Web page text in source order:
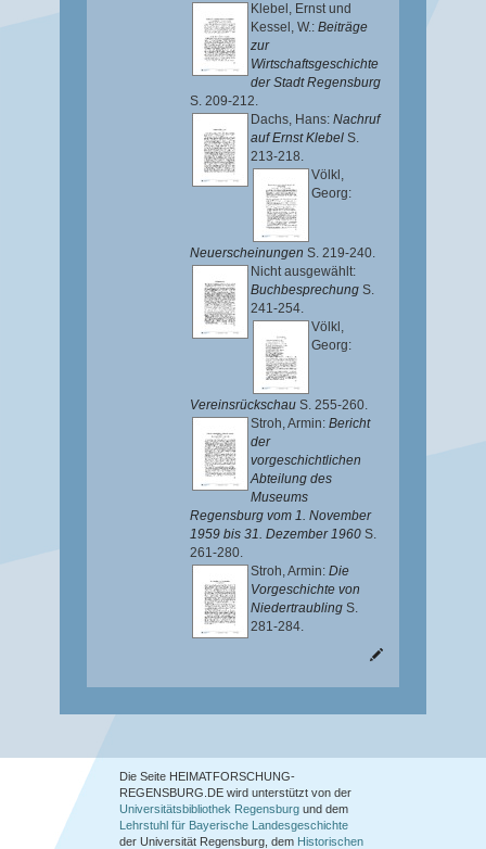
Klebel, Ernstund
Kessel, W.: Beiträge
zur
Wirtschaftsgeschichte
der Stadt Regensburg
S. 209-212.
Dachs, Hans: Nachruf
auf Ernst Klebel S.
213-218.
Völkl,
Georg:
Neuerscheinungen S. 219-240.
Nicht ausgewählt:
Buchbesprechung S.
241-254.
Völkl,
Georg:
Vereinsrückschau S. 255-260.
Stroh, Armin: Bericht
der
vorgeschichtlichen
Abteilung des
Museums
Regensburg vom 1. November
1959 bis 31. Dezember 1960 S.
261-280.
Stroh, Armin: Die
Vorgeschichte von
Niedertraubling S.
281-284.
Die Seite HEIMATFORSCHUNG-
REGENSBURG.DE wird unterstützt von der
Universitätsbibliothek Regensburg und dem
Lehrstuhl für Bayerische Landesgeschichte
der Universität Regensburg, dem Historischen